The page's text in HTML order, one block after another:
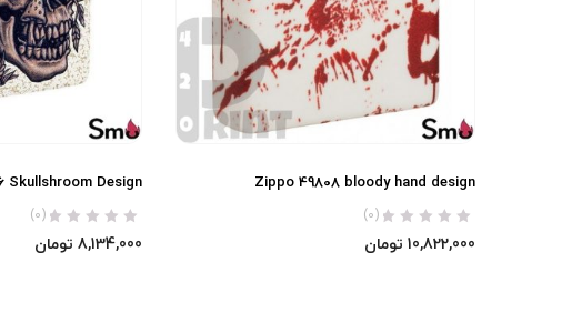
Zippo 49808 bloody hand design
(0)
10,822,000 تومان
Skullshroom Design
(0)
8,134,000 تومان